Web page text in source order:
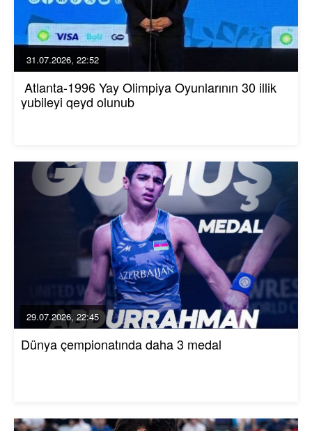
31.07.2026, 22:52
Atlanta-1996 Yay Olimpiya Oyunlarının 30 illik
yubileyi qeyd olunub
29.07.2026, 22:45
Dünya çempionatında daha 3 medal